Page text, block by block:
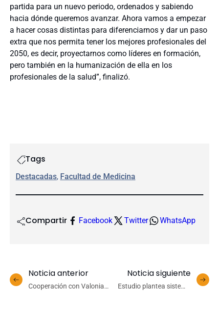
partida para un nuevo periodo, ordenados y sabiendo
hacia dónde queremos avanzar. Ahora vamos a empezar
a hacer cosas distintas para diferenciarnos y dar un paso
extra que nos permita tener los mejores profesionales del
2050, es decir, proyectarnos como líderes en formación,
pero también en la humanización de ella en los
profesionales de la salud”, finalizó.
Tags
Destacadas, Facultad de Medicina
Compartir Facebook Twitter WhatsApp
Noticia anterior
Cooperación con Valonia-
Noticia siguiente
Estudio plantea sistema